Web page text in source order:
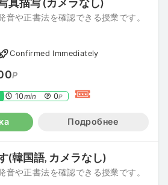
真描写 (カメラなし)
音や正書法を確認できる授業です。
Confirmed Immediately
P
10min 0P
Подробнее
(韓国語, カメラなし)
音や正書法を確認できる授業です。